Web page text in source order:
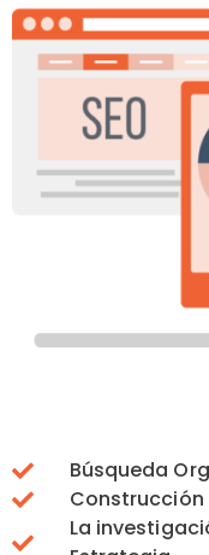
Búsqueda
Construcción
La